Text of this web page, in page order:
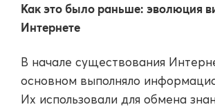
Как это было раньше: эволюция
Интернете
В начале существования
основном выполняло
Их использовали для обмена